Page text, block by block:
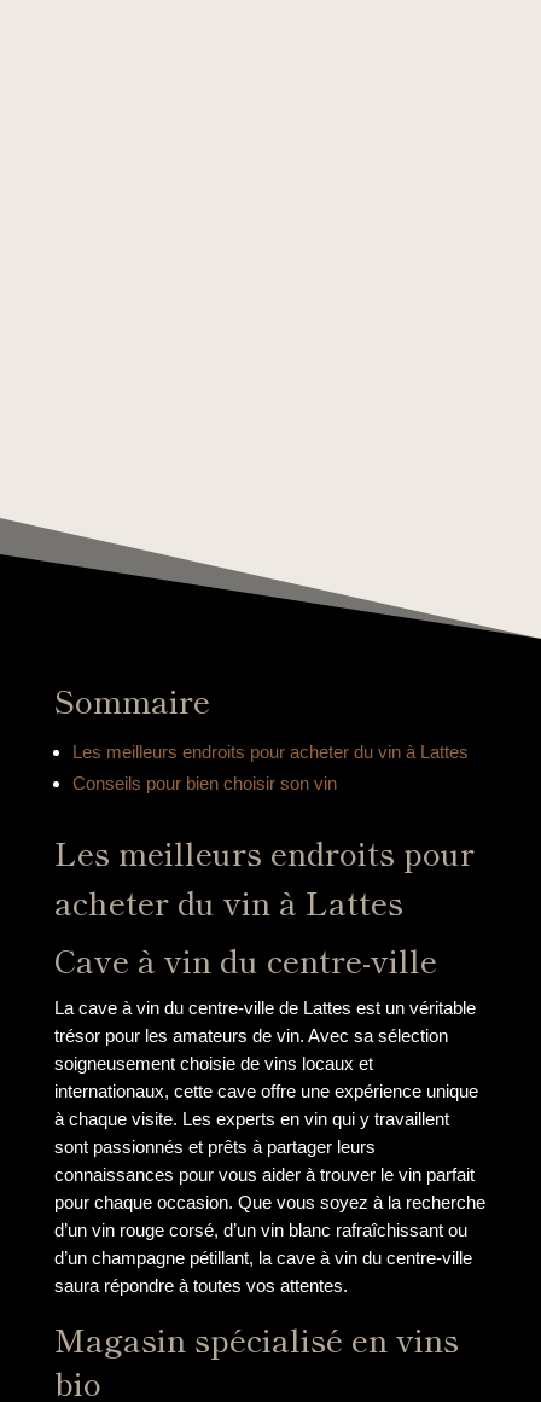
Sommaire
Les meilleurs endroits pour acheter du vin à Lattes
Conseils pour bien choisir son vin
Les meilleurs endroits pour
acheter du vin à Lattes
Cave à vin du centre-ville
La cave à vin du centre-ville de Lattes est un véritable
trésor pour les amateurs de vin. Avec sa sélection
soigneusement choisie de vins locaux et
internationaux, cette cave offre une expérience unique
à chaque visite. Les experts en vin qui y travaillent
sont passionnés et prêts à partager leurs
connaissances pour vous aider à trouver le vin parfait
pour chaque occasion. Que vous soyez à la recherche
d’un vin rouge corsé, d’un vin blanc rafraîchissant ou
d’un champagne pétillant, la cave à vin du centre-ville
saura répondre à toutes vos attentes.
Magasin spécialisé en vins
bio